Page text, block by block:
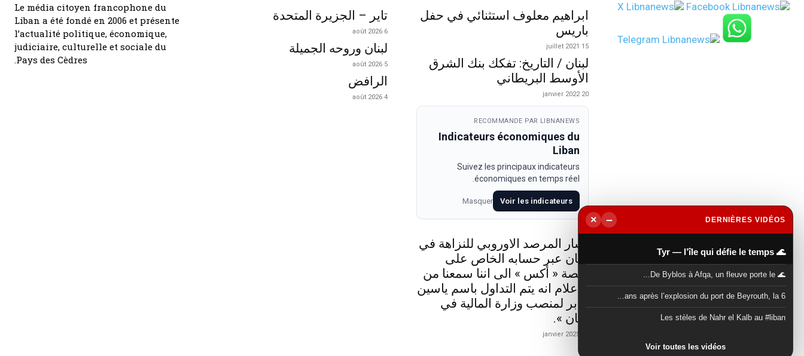
Le média citoyen francophone du
Liban a été fondé en 2006 et présente
l’actualité politique, économique,
judiciaire, culturelle et sociale du
Pays des Cèdres.
تاير – الجزيرة المتحدة
6 août 2026
لبنان وروحه الجميلة
5 août 2026
الرافض
4 août 2026
ابراهيم معلوف استثنائي في حفل
باريس
15 juillet 2021
لبنان / التاريخ: تفكك بنك الشرق
الأوسط البريطاني
20 janvier 2022
RECOMMANDE PAR LIBNANEWS
Indicateurs économiques du
Liban
Suivez les principaux indicateurs
économiques en temps réel.
Voir les indicateurs
Masquer
أشار المرصد الاوروبي للنزاهة في
لبنان عبر حسابه الخاص على
منصة « أكس » الى اننا سمعنا من
الاعلام انه يتم التداول باسم ياسين
جابر لمنصب وزارة المالية في
لبنان ».
DERNIÈRES VIDÉOS
−
×
🌊 Tyr — l’île qui défie le temps
🌊 De Byblos à Afqa, un fleuve porte le...
6 ans après l’explosion du port de Beyrouth, la...
Les stèles de Nahr el Kalb au #liban
Voir toutes les vidéos